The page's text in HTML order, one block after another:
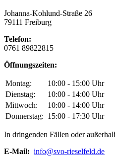
Johanna-Kohlund-Straße 26
79111 Freiburg
Telefon:
0761 89822815
Öffnungszeiten:
Montag:
10:00 - 15:00 Uhr
Dienstag:
10:00 - 14:00 Uhr
Mittwoch:
10:00 - 14:00 Uhr
Donnerstag: 15:00 - 17:30 Uhr
In dringenden Fällen oder
E-Mail: info@svo-rieselfeld.de